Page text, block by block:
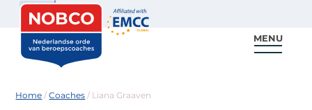
Zoeken
MENU
Home /Coaches / Liana Graaven